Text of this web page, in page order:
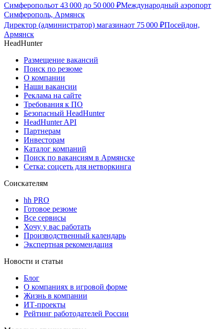
Симферопольот 43 000 до 50 000 ₽Международный аэропорт
Симферополь, Армянск
Директор (администратор) магазинаот 75 000 ₽Посейдон,
Армянск
HeadHunter
Размещение вакансий
Поиск по резюме
О компании
Наши вакансии
Реклама на сайте
Требования к ПО
Безопасный HeadHunter
HeadHunter API
Партнерам
Инвесторам
Каталог компаний
Поиск по вакансиям в Армянске
Сетка: соцсеть для нетворкинга
Соискателям
hh PRO
Готовое резюме
Все сервисы
Хочу у вас работать
Производственный календарь
Экспертная рекомендация
Новости и статьи
Блог
О компаниях в игровой форме
Жизнь в компании
ИТ-проекты
Рейтинг работодателей России